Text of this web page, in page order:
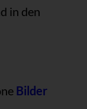
in den
Bilder